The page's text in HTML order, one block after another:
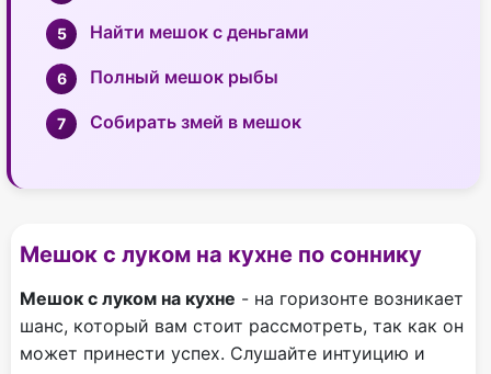
Найти мешок с деньгами
Полный мешок рыбы
Собирать змей в мешок
Мешок с луком на кухне по соннику
Мешок с луком на кухне - на горизонте возникает
шанс, который вам стоит рассмотреть, так как он
может принести успех. Слушайте интуицию и